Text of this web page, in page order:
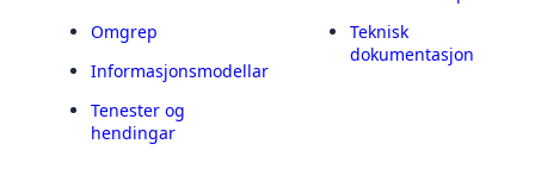
Omgrep
Informasjonsmodellar
Tenester og
hendingar
Teknisk
dokumentasjon